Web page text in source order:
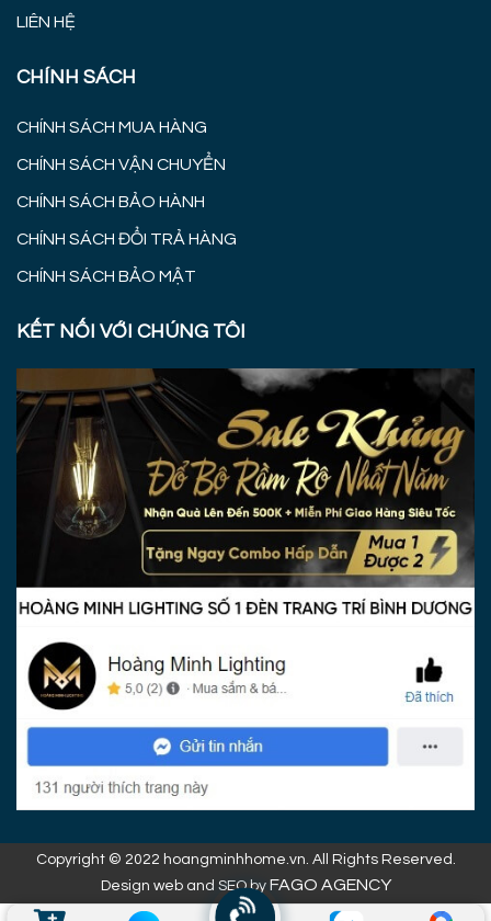
LIÊN HỆ
CHÍNH SÁCH
CHÍNH SÁCH MUA HÀNG
CHÍNH SÁCH VẬN CHUYỂN
CHÍNH SÁCH BẢO HÀNH
CHÍNH SÁCH ĐỔI TRẢ HÀNG
CHÍNH SÁCH BẢO MẬT
KẾT NỐI VỚI CHÚNG TÔI
Copyright © 2022 hoangminhhome.vn. All Rights Reserved.
Design web and SEO by FAGO AGENCY